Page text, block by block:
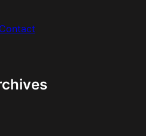
Contact